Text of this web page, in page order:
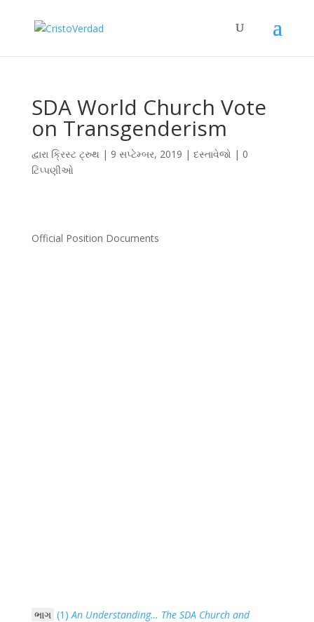
SDA World Church Vote
on Transgenderism
દ્વારા ક્રિસ્ટ ટ્રુથ | 9 સપ્ટેમ્બર, 2019 | દસ્તાવેજો | 0
ટિપ્પણીઓ
Official Position Documents
ભાગ (1) An Understanding… The SDA Church and